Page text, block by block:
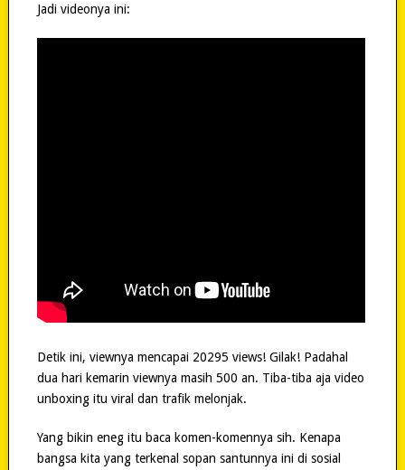
Jadi videonya ini:
Detik ini, viewnya mencapai 20295 views! Gilak! Padahal
dua hari kemarin viewnya masih 500 an. Tiba-tiba aja video
unboxing itu viral dan trafik melonjak.
Yang bikin eneg itu baca komen-komennya sih. Kenapa
bangsa kita yang terkenal sopan santunnya ini di sosial